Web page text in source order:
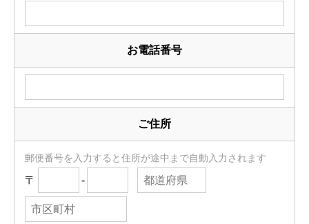
お電話番号
ご住所
郵便番号を入力すると住所が途中まで自動入力されます
〒 -